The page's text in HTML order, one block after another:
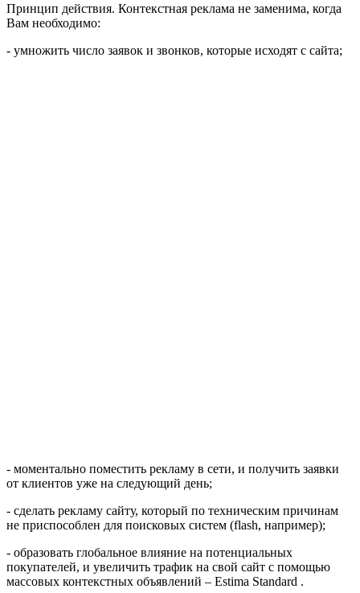
Принцип действия. Контекстная реклама не заменима, когда
Вам необходимо:
- умножить число заявок и звонков, которые исходят с сайта;
- моментально поместить рекламу в сети, и получить заявки
от клиентов уже на следующий день;
- сделать рекламу сайту, который по техническим причинам
не приспособлен для поисковых систем (flash, например);
- образовать глобальное влияние на потенциальных
покупателей, и увеличить трафик на свой сайт с помощью
массовых контекстных объявлений – Estima Standard .